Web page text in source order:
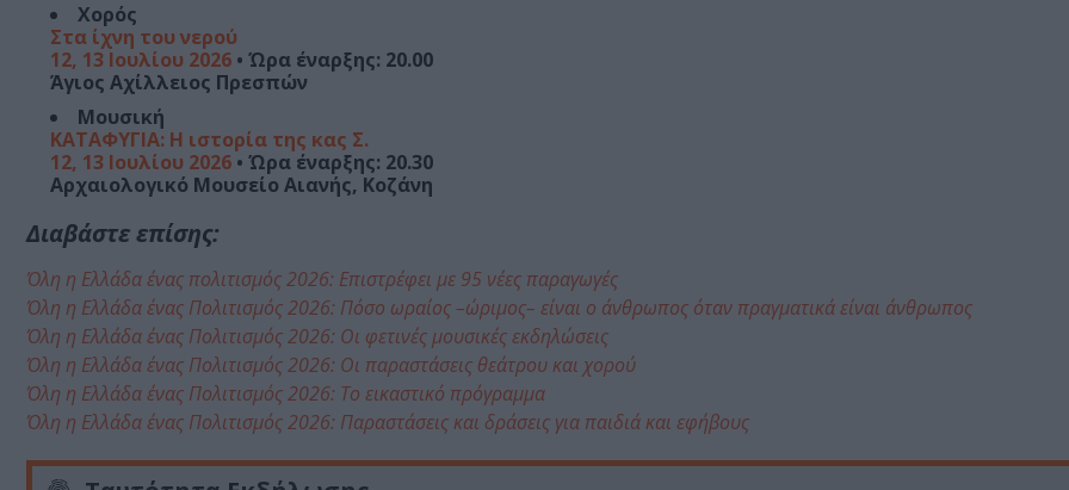
Χορός
Στα ίχνη του νερού
12, 13 Ιουλίου 2026 • Ώρα έναρξης: 20.00
Άγιος Αχίλλειος Πρεσπών
Μουσική
ΚΑΤΑΦΥΓΙΑ: Η ιστορία της κας Σ.
12, 13 Ιουλίου 2026 • Ώρα έναρξης: 20.30
Αρχαιολογικό Μουσείο Αιανής, Κοζάνη
Διαβάστε επίσης:
Όλη η Ελλάδα ένας πολιτισμός 2026: Επιστρέφει με 95 νέες παραγωγές
Όλη η Ελλάδα ένας Πολιτισμός 2026: Πόσο ωραίος –ώριμος– είναι ο άνθρωπος όταν πραγματικά είναι άνθρωπος
Όλη η Ελλάδα ένας Πολιτισμός 2026: Οι φετινές μουσικές εκδηλώσεις
Όλη η Ελλάδα ένας Πολιτισμός 2026: Οι παραστάσεις θεάτρου και χορού
Όλη η Ελλάδα ένας Πολιτισμός 2026: Το εικαστικό πρόγραμμα
Όλη η Ελλάδα ένας Πολιτισμός 2026: Παραστάσεις και δράσεις για παιδιά και εφήβους